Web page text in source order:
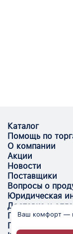
Каталог
Помощь по
О компании
Акции
Новости
Поставщики
Вопросы о
Юридическая
Доставка и
Поставщикам
Помощь
Ваш комфорт —